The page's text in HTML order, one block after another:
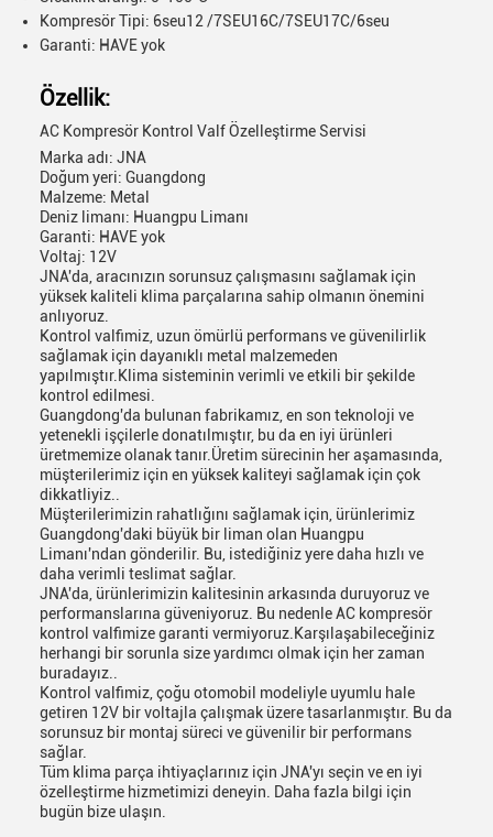
Kompresör Tipi: 6seu12 /7SEU16C/7SEU17C/6seu
Garanti: HAVE yok
Özellik:
AC Kompresör Kontrol Valf Özelleştirme Servisi
Marka adı: JNA
Doğum yeri: Guangdong
Malzeme: Metal
Deniz limanı: Huangpu Limanı
Garanti: HAVE yok
Voltaj: 12V
JNA'da, aracınızın sorunsuz çalışmasını sağlamak için
yüksek kaliteli klima parçalarına sahip olmanın önemini
anlıyoruz.
Kontrol valfimiz, uzun ömürlü performans ve güvenilirlik
sağlamak için dayanıklı metal malzemeden
yapılmıştır.Klima sisteminin verimli ve etkili bir şekilde
kontrol edilmesi.
Guangdong'da bulunan fabrikamız, en son teknoloji ve
yetenekli işçilerle donatılmıştır, bu da en iyi ürünleri
üretmemize olanak tanır.Üretim sürecinin her aşamasında,
müşterilerimiz için en yüksek kaliteyi sağlamak için çok
dikkatliyiz..
Müşterilerimizin rahatlığını sağlamak için, ürünlerimiz
Guangdong'daki büyük bir liman olan Huangpu
Limanı'ndan gönderilir. Bu, istediğiniz yere daha hızlı ve
daha verimli teslimat sağlar.
JNA'da, ürünlerimizin kalitesinin arkasında duruyoruz ve
performanslarına güveniyoruz. Bu nedenle AC kompresör
kontrol valfimize garanti vermiyoruz.Karşılaşabileceğiniz
herhangi bir sorunla size yardımcı olmak için her zaman
buradayız..
Kontrol valfimiz, çoğu otomobil modeliyle uyumlu hale
getiren 12V bir voltajla çalışmak üzere tasarlanmıştır. Bu da
sorunsuz bir montaj süreci ve güvenilir bir performans
sağlar.
Tüm klima parça ihtiyaçlarınız için JNA'yı seçin ve en iyi
özelleştirme hizmetimizi deneyin. Daha fazla bilgi için
bugün bize ulaşın.